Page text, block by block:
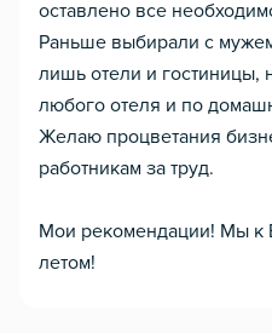
оставлено все
Раньше выбирали с
лишь отели и гостиницы,
любого отеля и по
Желаю процветания
работникам за труд.
Мои рекомендации! Мы к
летом!